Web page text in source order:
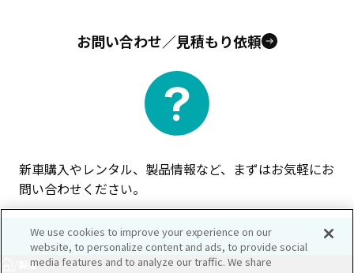
お問い合わせ／見積もり依頼
新車購入やレンタル、製品情報など、まずはお気軽にお
問い合わせください。
製品
We use cookies to improve your experience on our
website, to personalize content and ads, to provide social
media features and to analyze our traffic. We share